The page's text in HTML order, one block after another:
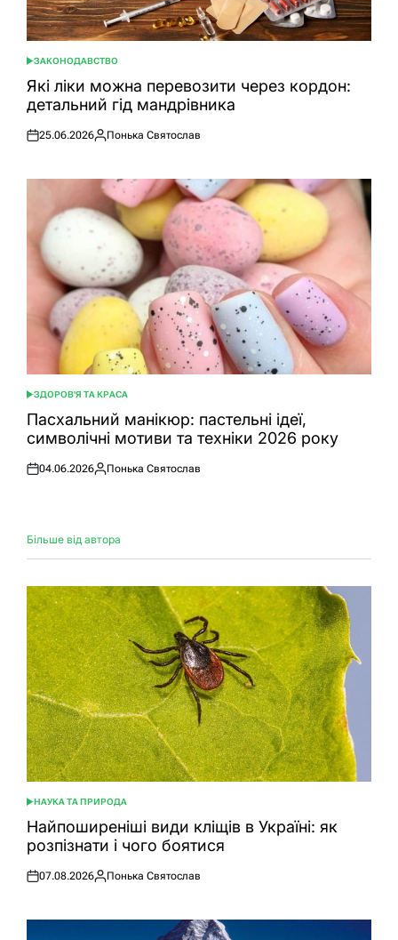
ОПУБЛІКУВАТИ
У
ЗАКОНОДАВСТВО
Які ліки можна перевозити через кордон:
детальний гід мандрівника
Оприлюднено
25.06.2026
Опубліковано
Понька Святослав
ОПУБЛІКУВАТИ
У
ЗДОРОВ'Я ТА КРАСА
Пасхальний манікюр: пастельні ідеї,
символічні мотиви та техніки 2026 року
Оприлюднено
04.06.2026
Опубліковано
Понька Святослав
Більше від автора
ОПУБЛІКУВАТИ
У
НАУКА ТА ПРИРОДА
Найпоширеніші види кліщів в Україні: як
розпізнати і чого боятися
Оприлюднено
07.08.2026
Опубліковано
Понька Святослав